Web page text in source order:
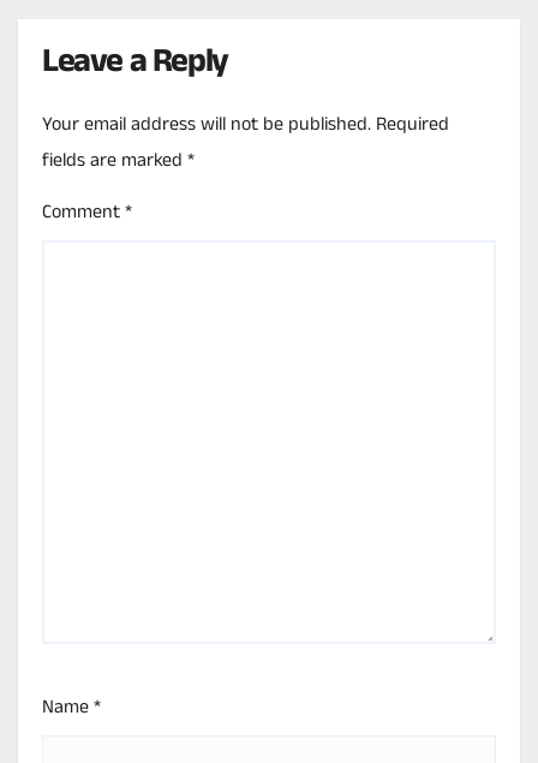
Leave a Reply
Your email address will not be published.Required
fields are marked*
Comment*
Name*